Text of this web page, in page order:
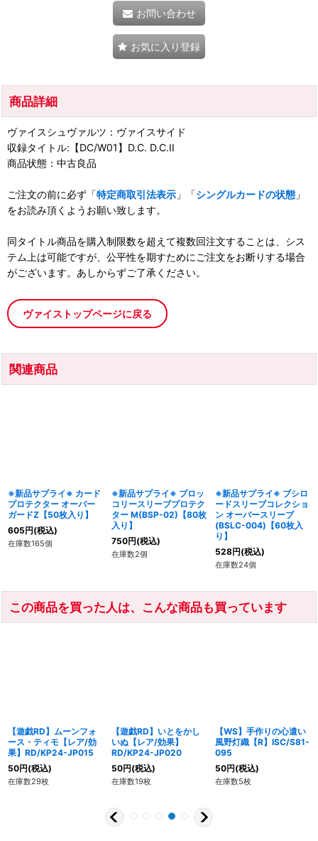
お問い合わせ
お気に入り登録
商品詳細
ヴァイスシュヴァルツ：ヴァイスサイド
収録タイトル:【DC/W01】D.C. D.C.II
商品状態：中古良品
ご注文の前に必ず「特定商取引法表示 」「シングルカードの状態 」
をお読み頂くようお願い致します。
同タイトル商品を購入制限数を超えて複数回注文することは、シス
テム上は可能ですが、公平性を期すためにご注文をお断りする場合
がございます。あしからずご了承ください。
ヴァイストップページに戻る
関連商品
※新品サプライ※ カード
プロテクター オーバー
ガードZ【50枚入り】
605円(税込)
在庫数165個
※新品サプライ※ ブロッ
コリースリーブプロテク
ター M(BSP-02)【80枚
入り】
750円(税込)
在庫数2個
※新品サプライ※ ブシロ
ードスリーブコレクショ
ン オーバースリーブ
(BSLC-004)【60枚入
り】
528円(税込)
在庫数24個
この商品を買った人は、こんな商品も買っています
【遊戯RD】ムーンフォ
ース・ティモ【レア/効
果】RD/KP24-JP015
50円(税込)
在庫数29枚
【遊戯RD】いとをかし
いぬ【レア/効果】
RD/KP24-JP020
50円(税込)
在庫数19枚
【WS】手作りの心遣い
風野灯織【R】ISC/S81-
095
50円(税込)
在庫数5枚